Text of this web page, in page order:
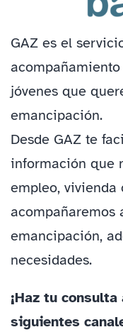
GAZ es el
jóvenes que
emancipación.
Desde GAZ te
información que
empleo, vivienda
emancipación,
necesidades.
¡Haz tu
siguientes